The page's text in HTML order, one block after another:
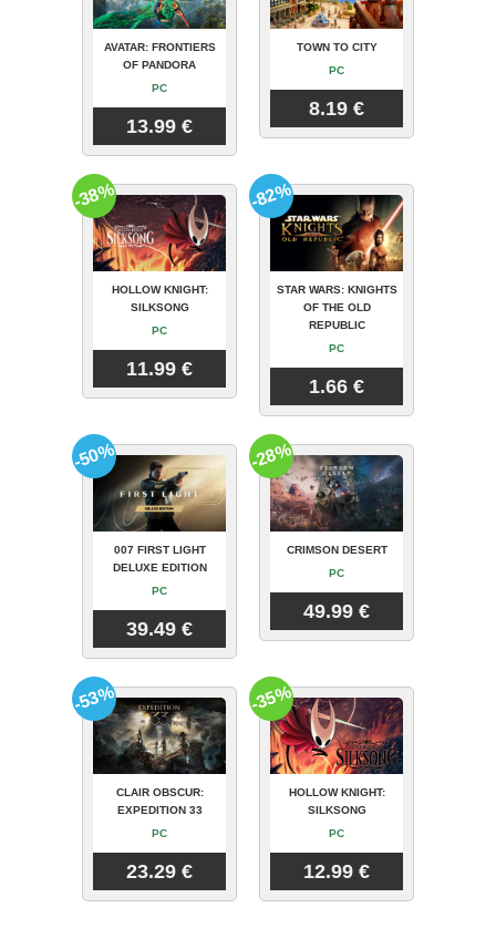
AVATAR: FRONTIERS
OF PANDORA
PC
13.99 €
TOWN TO CITY
PC
8.19 €
HOLLOW KNIGHT:
SILKSONG
PC
11.99 €
-38%
STAR WARS: KNIGHTS
OF THE OLD
REPUBLIC
PC
1.66 €
-82%
007 FIRST LIGHT
DELUXE EDITION
PC
39.49 €
-50%
CRIMSON DESERT
PC
49.99 €
-28%
CLAIR OBSCUR:
EXPEDITION 33
PC
23.29 €
-53%
HOLLOW KNIGHT:
SILKSONG
PC
12.99 €
-35%